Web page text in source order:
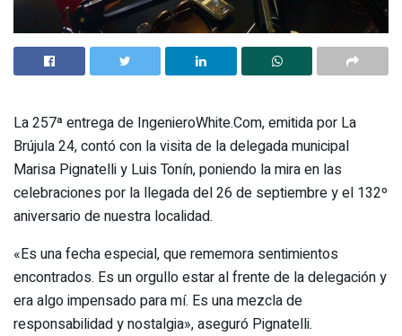
La 257ª entrega de IngenieroWhite.Com, emitida por La
Brújula 24, contó con la visita de la delegada municipal
Marisa Pignatelli y Luis Tonín, poniendo la mira en las
celebraciones por la llegada del 26 de septiembre y el 132º
aniversario de nuestra localidad.
«Es una fecha especial, que rememora sentimientos
encontrados. Es un orgullo estar al frente de la delegación y
era algo impensado para mí. Es una mezcla de
responsabilidad y nostalgia», aseguró Pignatelli.